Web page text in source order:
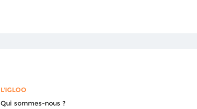
L'IGLOO
Qui sommes-nous ?